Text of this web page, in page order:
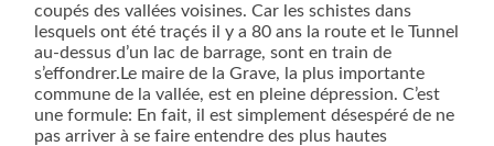
coupés des vallées voisines. Car les schistes dans
lesquels ont été traçés il y a 80 ans la route et le Tunnel
au-dessus d’un lac de barrage, sont en train de
s’effondrer.Le maire de la Grave, la plus importante
commune de la vallée, est en pleine dépression. C’est
une formule: En fait, il est simplement désespéré de ne
pas arriver à se faire entendre des plus hautes